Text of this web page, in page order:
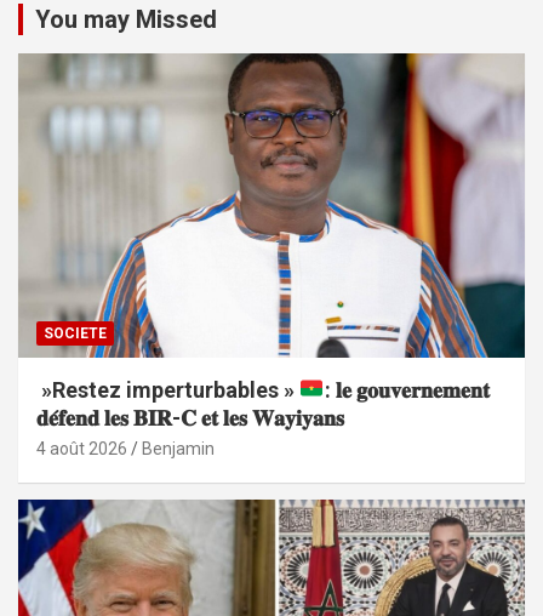
You may Missed
SOCIETE
»Restez imperturbables »
: 𝐥𝐞 𝐠𝐨𝐮𝐯𝐞𝐫𝐧𝐞𝐦𝐞𝐧𝐭
𝐝𝐞́𝐟𝐞𝐧𝐝 𝐥𝐞𝐬 𝐁𝐈𝐑-𝐂 𝐞𝐭 𝐥𝐞𝐬 𝐖𝐚𝐲𝐢𝐲𝐚𝐧𝐬
4 août 2026 Benjamin